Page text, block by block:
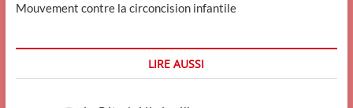
Mouvement contre la circoncision infantile
LIRE AUSSI